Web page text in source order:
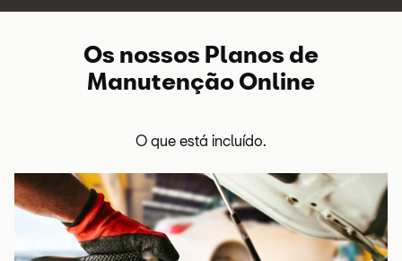
Os nossos Planos de
Manutenção Online
O que está incluído.